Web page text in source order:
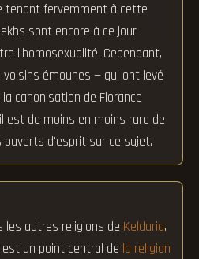
tenant fervemment à cette
sont encore à ce jour
l'homosexualité. Cependant,
émounes — qui ont levé
canonisation de Florance
est de moins en moins rare de
ouverts d'esprit sur ce sujet.
les autres religions de Keldaria,
un point central de la religion